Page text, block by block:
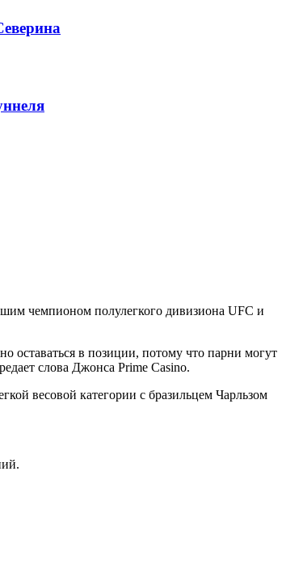
чемпионом полулегкого дивизиона UFC и
оставаться в позиции, потому что парни могут
слова Джонса Prime Casino.
весовой категории с бразильцем Чарльзом